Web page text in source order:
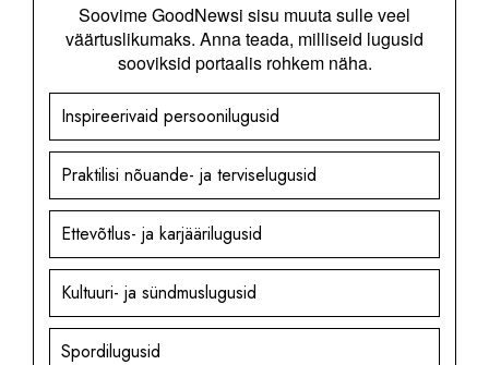
Soovime GoodNewsi sisu muuta sulle veel
väärtuslikumaks. Anna teada, milliseid lugusid
sooviksid portaalis rohkem näha.
Inspireerivaid persoonilugusid
Praktilisi nõuande- ja terviselugusid
Ettevõtlus- ja karjäärilugusid
Kultuuri- ja sündmuslugusid
Spordilugusid